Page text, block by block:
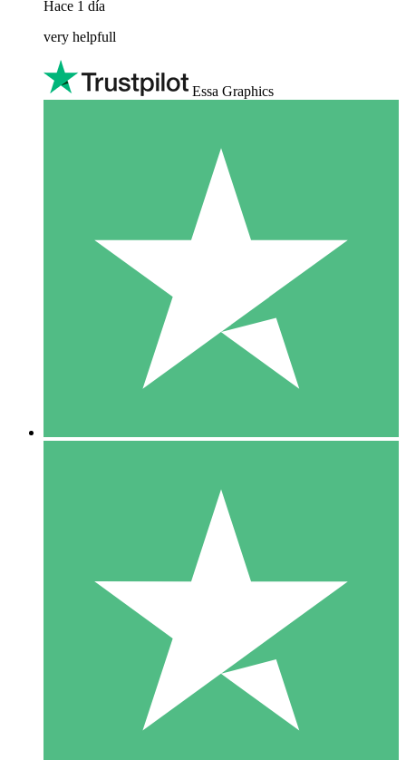
Hace 1 día
very helpfull
Essa Graphics